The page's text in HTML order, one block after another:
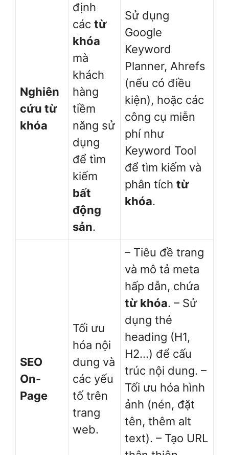
Nghiên
cứu từ
khóa
định
các từ
khóa
mà
khách
hàng
tiềm
năng sử
dụng
để tìm
kiếm
bất
động
sản.
Sử dụng
Google
Keyword
Planner, Ahrefs
(nếu có điều
kiện), hoặc các
công cụ miễn
phí như
Keyword Tool
để tìm kiếm và
phân tích từ
khóa.
SEO
On-
Page
Tối ưu
hóa nội
dung và
các yếu
tố trên
trang
web.
– Tiêu đề trang
và mô tả meta
hấp dẫn, chứa
từ khóa. – Sử
dụng thẻ
heading (H1,
H2…) để cấu
trúc nội dung. –
Tối ưu hóa hình
ảnh (nén, đặt
tên, thêm alt
text). – Tạo URL